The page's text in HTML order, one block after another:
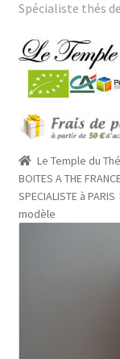
Spécialiste thés
Aller
à
Aller
au
contenu
THES BIO
THES VERTS
THES PARFUMES
Le Temple du Thé
BOITES A THE
SPECIALISTE à PARIS
modèle